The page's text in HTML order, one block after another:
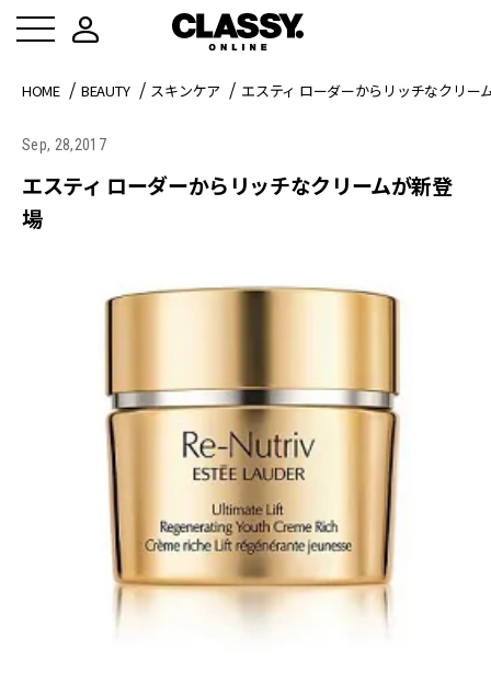
HOME BEAUTY スキンケア エスティ ローダーからリッチなクリー
Sep, 28,2017
エスティ ローダーからリッチなクリームが新登
場